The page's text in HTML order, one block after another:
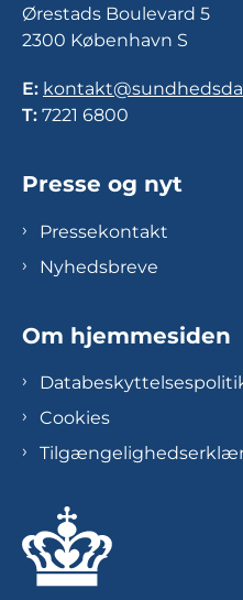
Ørestads Boulevard 5
2300 København S
E:
T: 7221 6800
Presse og nyt
Pressekontakt
Nyhedsbreve
Om hjemmesiden
Cookies